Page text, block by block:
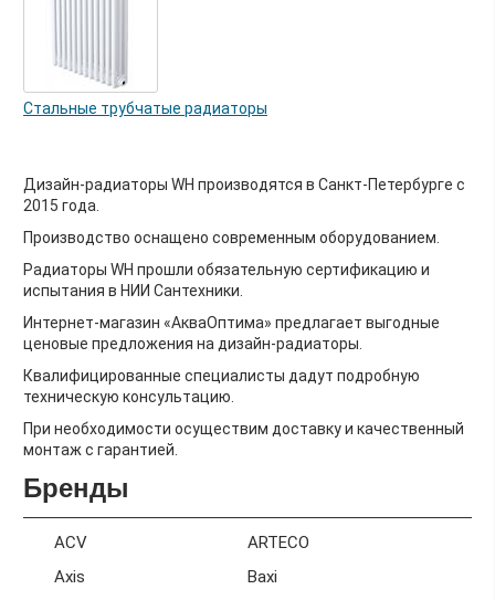
Стальные трубчатые радиаторы
Дизайн-радиаторы WH производятся в Санкт-Петербурге с
2015 года.
Производство оснащено современным оборудованием.
Радиаторы WH прошли обязательную сертификацию и
испытания в НИИ Сантехники.
​Интернет-магазин «АкваОптима» предлагает выгодные
ценовые предложения на дизайн-радиаторы.
Квалифицированные специалисты дадут подробную
техническую консультацию.
При необходимости осуществим доставку и качественный
монтаж с гарантией.
Бренды
ACV
ARTECO
Axis
Baxi